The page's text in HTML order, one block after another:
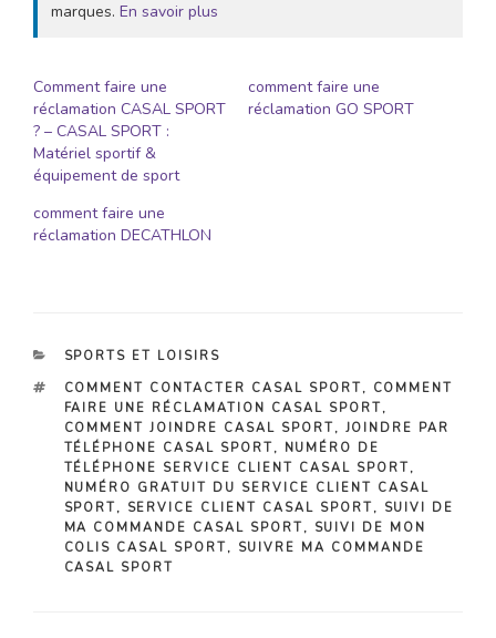
marques. En savoir plus
Comment faire une
réclamation CASAL SPORT
? – CASAL SPORT :
Matériel sportif &
équipement de sport
comment faire une
réclamation GO SPORT
comment faire une
réclamation DECATHLON
CATÉGORIES
SPORTS ET LOISIRS
ÉTIQUETTES
COMMENT CONTACTER CASAL SPORT, COMMENT
FAIRE UNE RÉCLAMATION CASAL SPORT,
COMMENT JOINDRE CASAL SPORT, JOINDRE PAR
TÉLÉPHONE CASAL SPORT, NUMÉRO DE
TÉLÉPHONE SERVICE CLIENT CASAL SPORT,
NUMÉRO GRATUIT DU SERVICE CLIENT CASAL
SPORT, SERVICE CLIENT CASAL SPORT, SUIVI DE
MA COMMANDE CASAL SPORT, SUIVI DE MON
COLIS CASAL SPORT, SUIVRE MA COMMANDE
CASAL SPORT